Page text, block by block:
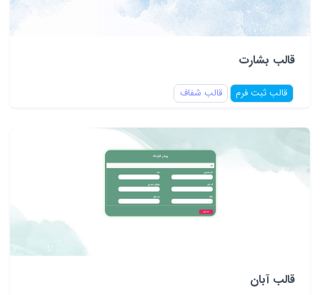
قالب بشارت
قالب ثبت فرم قالب شفاف
قالب آبان